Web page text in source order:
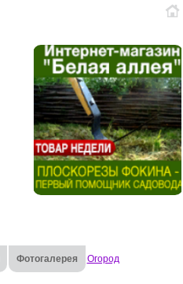
Фотогалерея Огород